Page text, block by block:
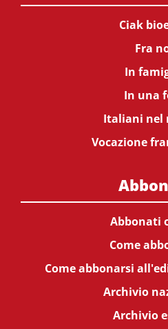
Ciak
Fra
In
In una
Italiani nel
Vocazione
Abbonati
Come
Come abbonarsi
Archivio
Archivio